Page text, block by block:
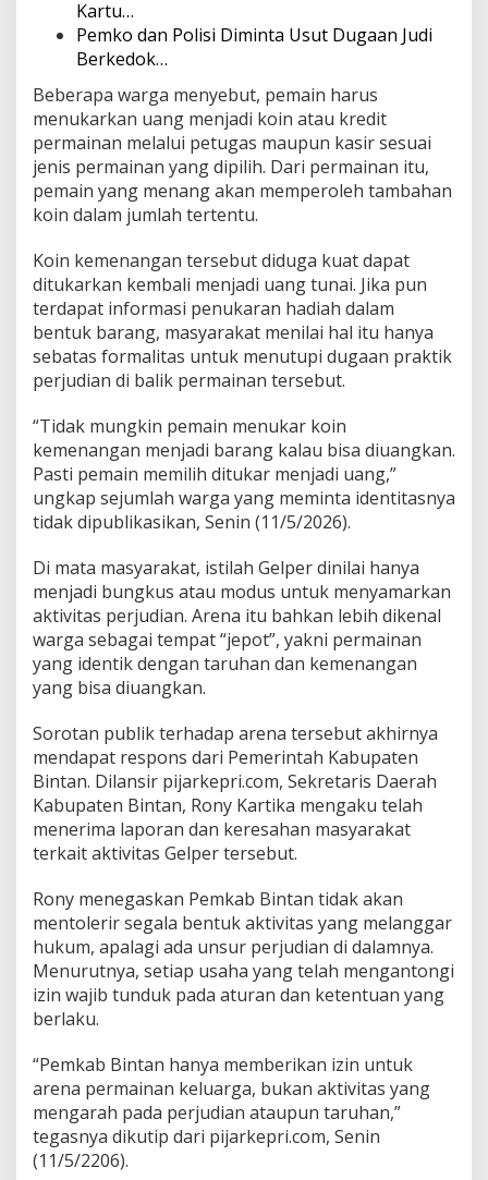
Kartu…
Pemko dan Polisi Diminta Usut Dugaan Judi
Berkedok…
Beberapa warga menyebut, pemain harus
menukarkan uang menjadi koin atau kredit
permainan melalui petugas maupun kasir sesuai
jenis permainan yang dipilih. Dari permainan itu,
pemain yang menang akan memperoleh tambahan
koin dalam jumlah tertentu.
Koin kemenangan tersebut diduga kuat dapat
ditukarkan kembali menjadi uang tunai. Jika pun
terdapat informasi penukaran hadiah dalam
bentuk barang, masyarakat menilai hal itu hanya
sebatas formalitas untuk menutupi dugaan praktik
perjudian di balik permainan tersebut.
“Tidak mungkin pemain menukar koin
kemenangan menjadi barang kalau bisa diuangkan.
Pasti pemain memilih ditukar menjadi uang,”
ungkap sejumlah warga yang meminta identitasnya
tidak dipublikasikan, Senin (11/5/2026).
Di mata masyarakat, istilah Gelper dinilai hanya
menjadi bungkus atau modus untuk menyamarkan
aktivitas perjudian. Arena itu bahkan lebih dikenal
warga sebagai tempat “jepot”, yakni permainan
yang identik dengan taruhan dan kemenangan
yang bisa diuangkan.
Sorotan publik terhadap arena tersebut akhirnya
mendapat respons dari Pemerintah Kabupaten
Bintan. Dilansir pijarkepri.com, Sekretaris Daerah
Kabupaten Bintan, Rony Kartika mengaku telah
menerima laporan dan keresahan masyarakat
terkait aktivitas Gelper tersebut.
Rony menegaskan Pemkab Bintan tidak akan
mentolerir segala bentuk aktivitas yang melanggar
hukum, apalagi ada unsur perjudian di dalamnya.
Menurutnya, setiap usaha yang telah mengantongi
izin wajib tunduk pada aturan dan ketentuan yang
berlaku.
“Pemkab Bintan hanya memberikan izin untuk
arena permainan keluarga, bukan aktivitas yang
mengarah pada perjudian ataupun taruhan,”
tegasnya dikutip dari pijarkepri.com, Senin
(11/5/2206).